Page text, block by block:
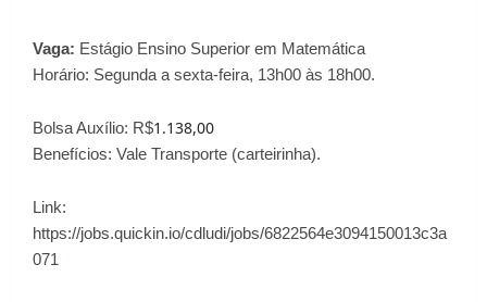
Vaga: Estágio Ensino Superior em Matemática
Horário: Segunda a sexta-feira, 13h00 às 18h00.
Bolsa Auxílio: R$1.138,00
Benefícios: Vale Transporte (carteirinha).
Link:
https://jobs.quickin.io/cdludi/jobs/6822564e3094150013c3a
071